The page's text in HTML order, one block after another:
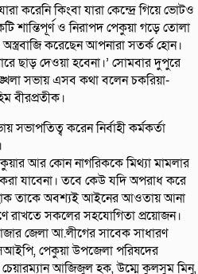
করেনি কিংবা যারা কেন্দ্রে গিয়ে ভোটও
শান্তিপূর্ণ ও নিরাপদ পেকুয়া গড়ে তোলা
করেছেন আপনারা সতর্ক হোন।
ছাড় দেওয়া হবেনা।’ সোমবার দুপুরে
সভায় এসব কথা বলেন চকরিয়া-
বীরপ্রতীক।
করেন নির্বাহী কর্মকর্তা
আর কোন নাগরিককে মিথ্যা মামলার
যাবেনা। তবে কেউ যদি অপরাধ করে
তাকে অবশ্যই আইনের আওতায় আনা
রাখতে সকলের সহযোগিতা প্রয়োজন।
জেলা আ.লীগের সাবেক সাধারণ
পেকুয়া উপজেলা পরিষদের
চেয়ারম্যান আজিজুল হক, উম্মে কুলসুম মিনু,